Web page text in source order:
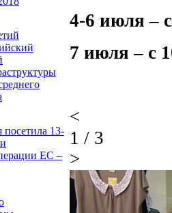
посетила 13-
ЕС –
4-6 июля –
7 июля – с
<
1 / 3
>